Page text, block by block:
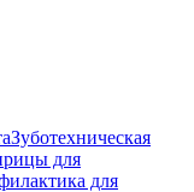
Зуботехническая
для
для